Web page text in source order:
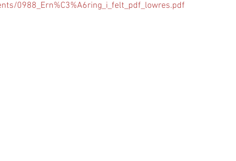
0988_Ern%C3%A6ring_i_felt_pdf_lowres.pdf